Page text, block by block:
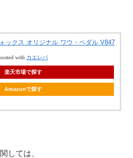
ックス オリジナル ワウ・ペダル V847
with カエレバ
楽天市場で探す
Amazonで探す
しては、